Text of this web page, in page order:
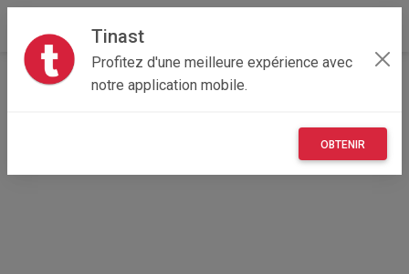
Tinast
Profitez d'une meilleure expérience avec
notre application mobile.
OBTENIR
Accueil Recherche Professionnel